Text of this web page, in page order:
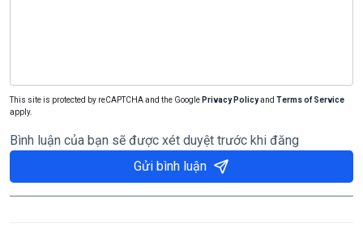
This site is protected by reCAPTCHA and the Google Privacy Policyand Terms of Service
apply.
Bình luận của bạn sẽ được xét duyệt trước khi đăng
Gửi bình luận